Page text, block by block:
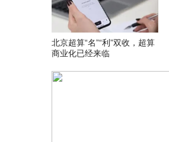
北京超算“名”“利”双收，超算
商业化已经来临